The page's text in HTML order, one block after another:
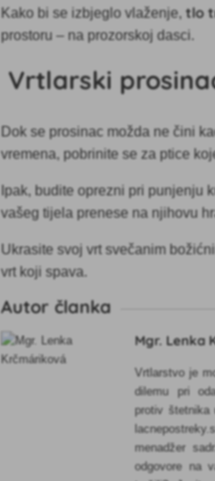
Kako bi se izbjeglo vlaženje, tlo
prostoru – na prozorskoj dasci.
Vrtlarski
Dok se prosinac možda ne čini
vremena, pobrinite se za ptice
Ipak, budite oprezni pri punjenju
vašeg tijela prenese na njihovu
Ukrasite svoj vrt svečanim
vrt koji spava.
Autor članka
Mgr. Lenka
Vrtlarstvo je
dilemu pri
protiv štetnika
menadžer
odgovore na